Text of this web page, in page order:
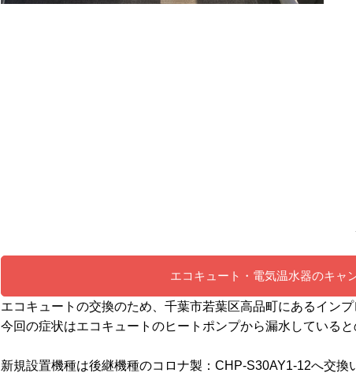
エコキュート・電気温水器のキャ
エコキュートの交換のため、千葉市若葉区高品町にあるイン
今回の症状はエコキュートのヒートポンプから漏水している
新規設置機種は後継機種のコロナ製： CHP-S30AY1-12へ交換